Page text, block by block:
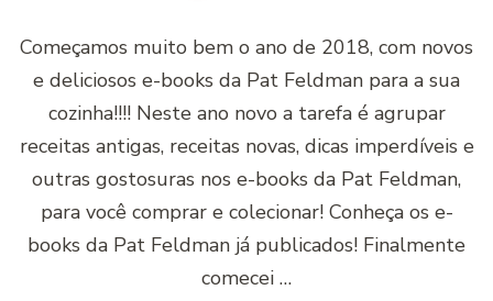
Começamos muito bem o ano de 2018, com novos
e deliciosos e-books da Pat Feldman para a sua
cozinha!!!! Neste ano novo a tarefa é agrupar
receitas antigas, receitas novas, dicas imperdíveis e
outras gostosuras nos e-books da Pat Feldman,
para você comprar e colecionar! Conheça os e-
books da Pat Feldman já publicados! Finalmente
comecei …